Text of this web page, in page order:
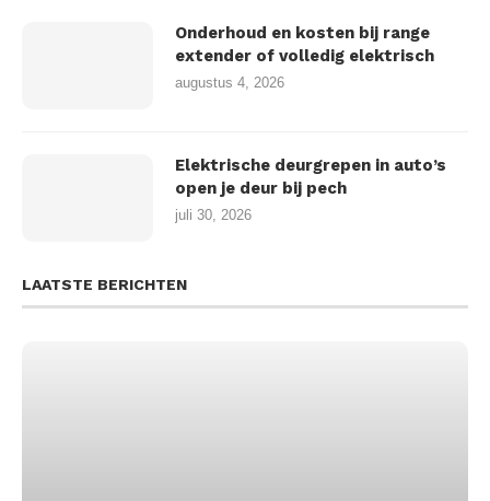
Onderhoud en kosten bij range
extender of volledig elektrisch
augustus 4, 2026
Elektrische deurgrepen in auto’s
open je deur bij pech
juli 30, 2026
LAATSTE BERICHTEN